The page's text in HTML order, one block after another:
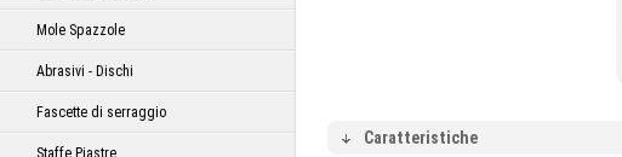
Mole Spazzole
Abrasivi - Dischi
Fascette di serraggio
Staffe Piastre
Caratteristiche